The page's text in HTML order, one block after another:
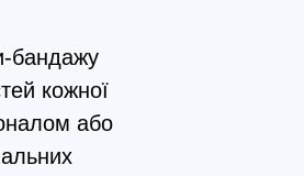
бандажу
кожної
або